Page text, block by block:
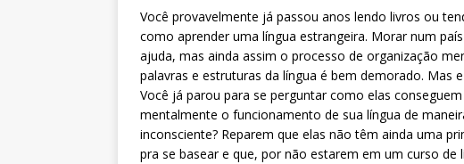
Você provavelmente já passou anos lendo livros ou
como aprender uma língua estrangeira. Morar num
ajuda, mas ainda assim o processo de organização
palavras e estruturas da língua é bem demorado. Mas
Você já parou para se perguntar como elas
mentalmente o funcionamento de sua língua de
inconsciente? Reparem que elas não têm ainda uma
pra se basear e que, por não estarem em um curso de